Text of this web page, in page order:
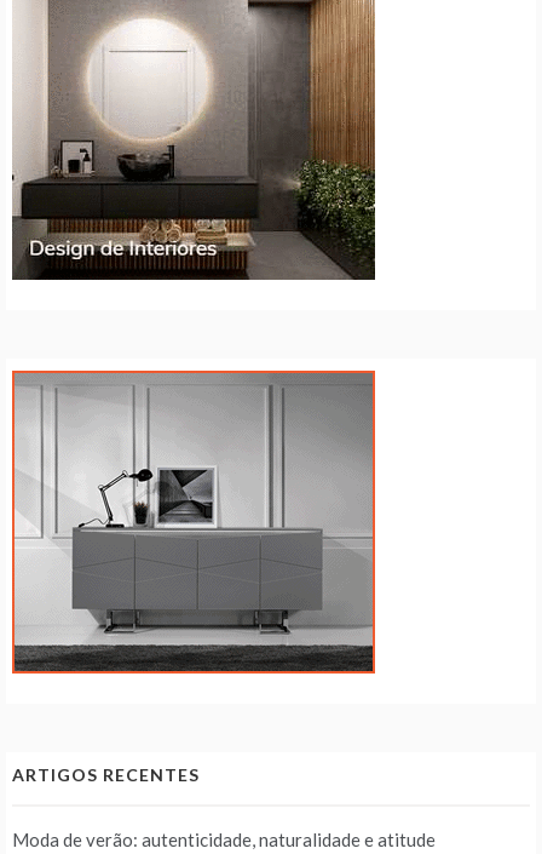
ARTIGOS RECENTES
Moda de verão: autenticidade, naturalidade e atitude